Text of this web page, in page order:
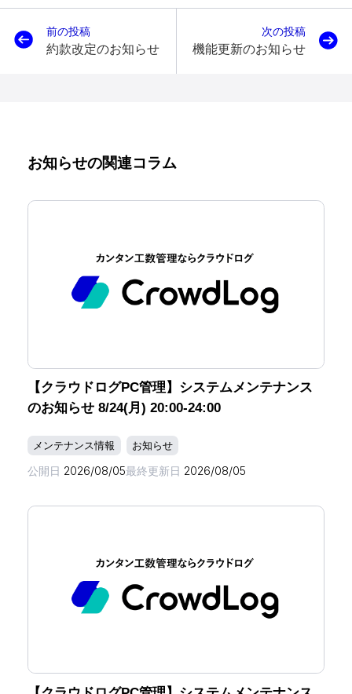
前の投稿
約款改定のお知らせ
次の投稿
機能更新のお知らせ
お知らせの関連コラム
【クラウドログPC管理】システムメンテナンス
のお知らせ 8/24(月) 20:00-24:00
メンテナンス情報 お知らせ
公開日 2026/08/05最終更新日 2026/08/05